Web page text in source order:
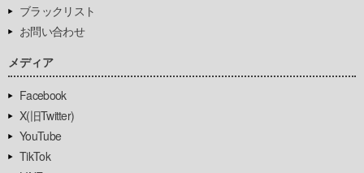
ブラックリスト
お問い合わせ
メディア
Facebook
X(旧Twitter)
YouTube
TikTok